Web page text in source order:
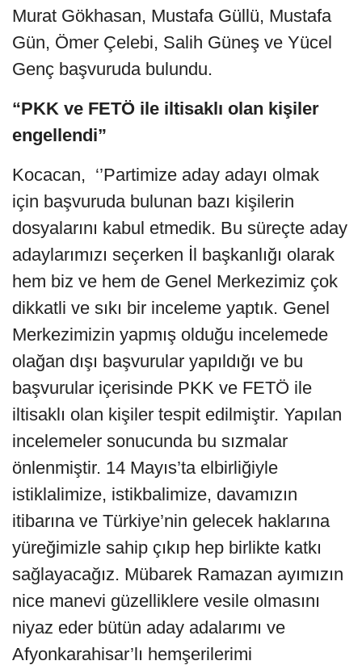
Murat Gökhasan, Mustafa Güllü, Mustafa
Gün, Ömer Çelebi, Salih Güneş ve Yücel
Genç başvuruda bulundu.
“PKK ve FETÖ ile iltisaklı olan kişiler
engellendi”
Kocacan, ‘’Partimize aday adayı olmak
için başvuruda bulunan bazı kişilerin
dosyalarını kabul etmedik. Bu süreçte aday
adaylarımızı seçerken İl başkanlığı olarak
hem biz ve hem de Genel Merkezimiz çok
dikkatli ve sıkı bir inceleme yaptık. Genel
Merkezimizin yapmış olduğu incelemede
olağan dışı başvurular yapıldığı ve bu
başvurular içerisinde PKK ve FETÖ ile
iltisaklı olan kişiler tespit edilmiştir. Yapılan
incelemeler sonucunda bu sızmalar
önlenmiştir. 14 Mayıs’ta elbirliğiyle
istiklalimize, istikbalimize, davamızın
itibarına ve Türkiye’nin gelecek haklarına
yüreğimizle sahip çıkıp hep birlikte katkı
sağlayacağız. Mübarek Ramazan ayımızın
nice manevi güzelliklere vesile olmasını
niyaz eder bütün aday adalarımı ve
Afyonkarahisar’lı hemşerilerimi